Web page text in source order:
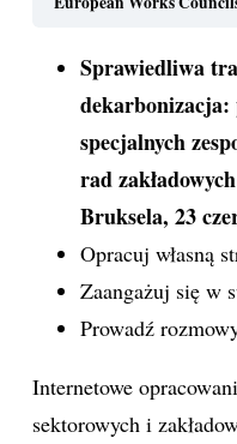
Sprawiedliwa
dekarbonizacja:
specjalnych
rad
Bruksela, 23
Opracuj własną
Zaangażuj się w
Prowadź
Internetowe
sektorowych i